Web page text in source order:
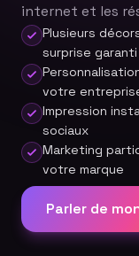
internet et les
Plusieurs
surprise garanti
votre
Impression
sociaux
Marketing
votre marque
Parler de